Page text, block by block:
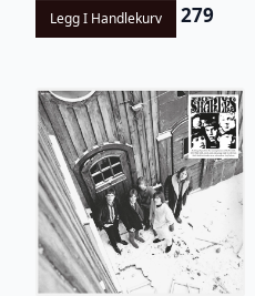
Legg I Handlekurv 279